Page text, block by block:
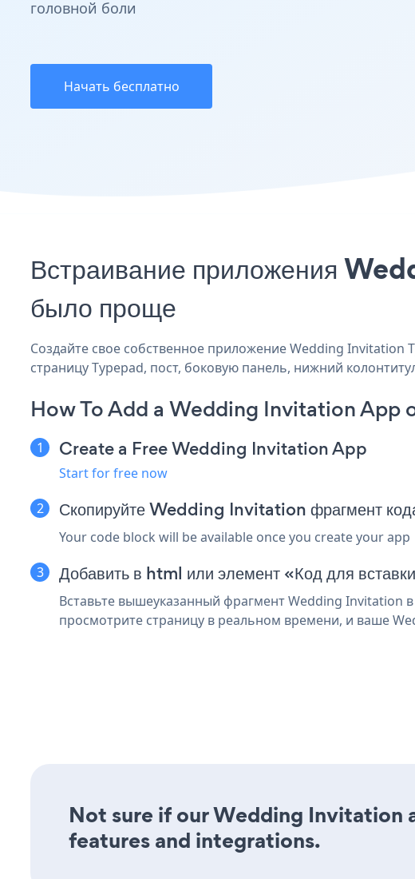
головной боли
Начать бесплатно
Встраивание приложения
было проще
Создайте свое собственное приложение Wedding Invitation
страницу Typepad, пост, боковую панель, нижний
How To Add a Wedding Invitation App
Create a Free Wedding Invitation App
Start for free now
Скопируйте Wedding Invitation фрагмент
Your code block will be available once you create your app
Добавить в html или элемент «Код для
Вставьте вышеуказанный фрагмент Wedding Invitation
просмотрите страницу в реальном времени, и ваше
Not sure if our Wedding Invitation
features and integrations.